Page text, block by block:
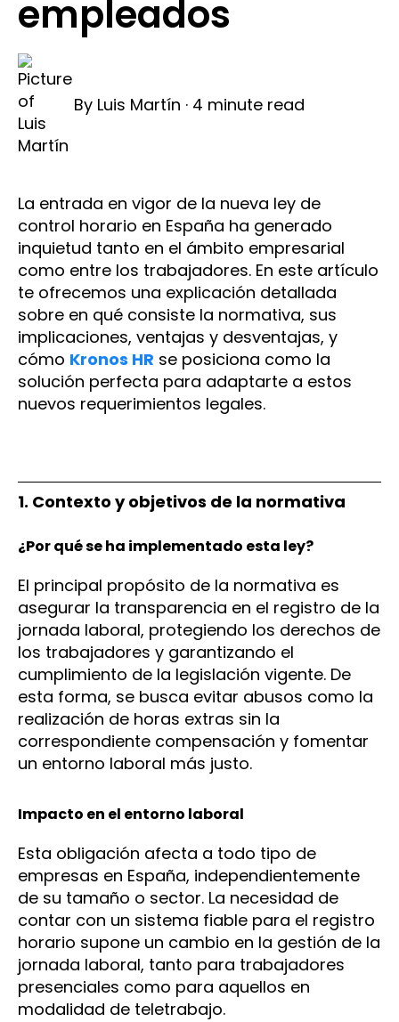
empleados
By Luis Martín · 4 minute read
La entrada en vigor de la nueva ley de
control horario en España ha generado
inquietud tanto en el ámbito empresarial
como entre los trabajadores. En este artículo
te ofrecemos una explicación detallada
sobre en qué consiste la normativa, sus
implicaciones, ventajas y desventajas, y
cómo Kronos HR se posiciona como la
solución perfecta para adaptarte a estos
nuevos requerimientos legales.
1. Contexto y objetivos de la normativa
¿Por qué se ha implementado esta ley?
El principal propósito de la normativa es
asegurar la transparencia en el registro de la
jornada laboral, protegiendo los derechos de
los trabajadores y garantizando el
cumplimiento de la legislación vigente. De
esta forma, se busca evitar abusos como la
realización de horas extras sin la
correspondiente compensación y fomentar
un entorno laboral más justo.
Impacto en el entorno laboral
Esta obligación afecta a todo tipo de
empresas en España, independientemente
de su tamaño o sector. La necesidad de
contar con un sistema fiable para el registro
horario supone un cambio en la gestión de la
jornada laboral, tanto para trabajadores
presenciales como para aquellos en
modalidad de teletrabajo.